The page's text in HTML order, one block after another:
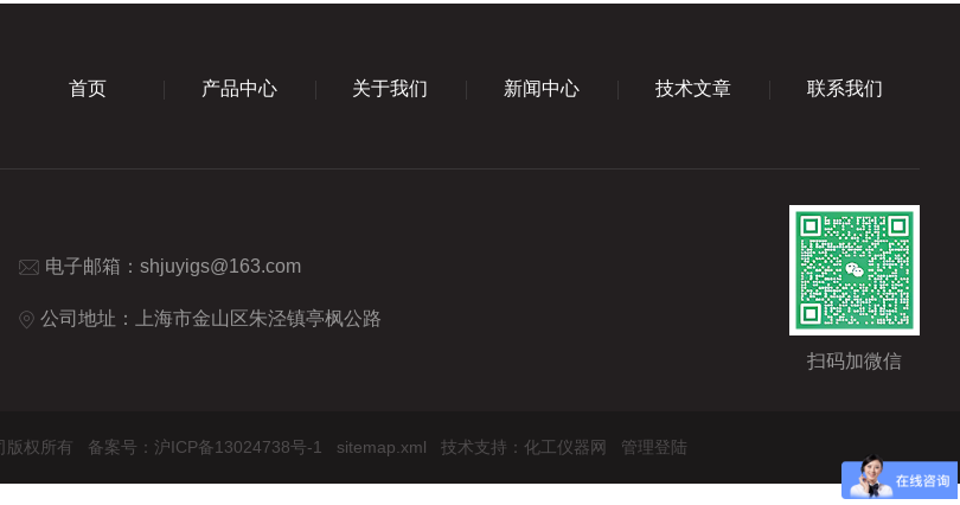
首页 产品中心 关于我们 新闻中心 技术文章 联系我们
电子邮箱：shjuyigs@163.com
公司地址：上海市金山区朱泾镇亭枫公路
扫码加微信
版权所有 备案号：沪ICP备13024738号-1 sitemap.xml 技术支持：化工仪器网 管理登陆